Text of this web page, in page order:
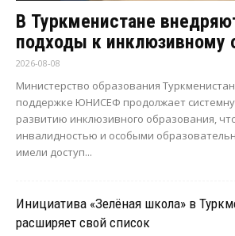
В Туркменистане
подходы к инклюзивному
2026-08-08
Министерство образования
поддержке ЮНИСЕФ продолжает
развитию инклюзивного образования,
инвалидностью и особыми
имели доступ...
Инициатива «Зелёная школа» в
расширяет свой список